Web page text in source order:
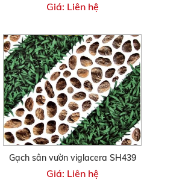
Giá: Liên hệ
Gạch sân vườn viglacera SH439
Giá: Liên hệ